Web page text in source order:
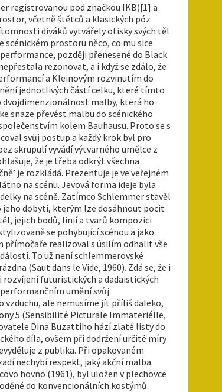
registrovanou pod značkou IKB)[1] a
včetně štětců a klasických póz
diváků vytvářely otisky svých těl
prostoru něco, co mu sice
později přenesené do Black
rezonovat, a i když se zdálo, že
a Kleinovým rozvinutím do
jednotlivých částí celku, které tímto
malby, která ho
snaze převést malbu do scénického
kolem Bauhausu. Proto se s
svůj postup a každý krok byl pro
skrupulí vyvádí výtvarného umělce z
že je třeba odkrýt všechna
je rozkládá. Prezentuje je ve veřejném
na scénu. Jevová forma ideje byla
na scéně. Zatímco Schlemmer stavěl
jeho dobytí, kterým lze dosáhnout pocit
jejich bodů, linií a tvarů kompozici
se pohybující scénou a jako
přímočaře realizoval s úsilím odhalit vše
To už není schlemmerovské
(Saut dans le Vide, 1960). Zdá se, že i
rozvíjení futuristických a dadaistických
umění svůj
ale nemusíme jít příliš daleko,
5 (Sensibilité Picturale Immateriélle,
Dina Buzattiho hází zlaté listy do
díla, ovšem při dodržení určité míry
z publika. Při opakovaném
nechybí respekt, jaký akční malba
hovno (1961), byl uložen v plechovce
do konvencionálních kostýmů.